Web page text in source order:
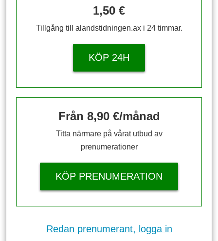
1,50 €
Tillgång till alandstidningen.ax i 24 timmar.
KÖP 24H
Från 8,90 €/månad
Titta närmare på vårat utbud av
prenumerationer
KÖP PRENUMERATION
Redan prenumerant, logga in